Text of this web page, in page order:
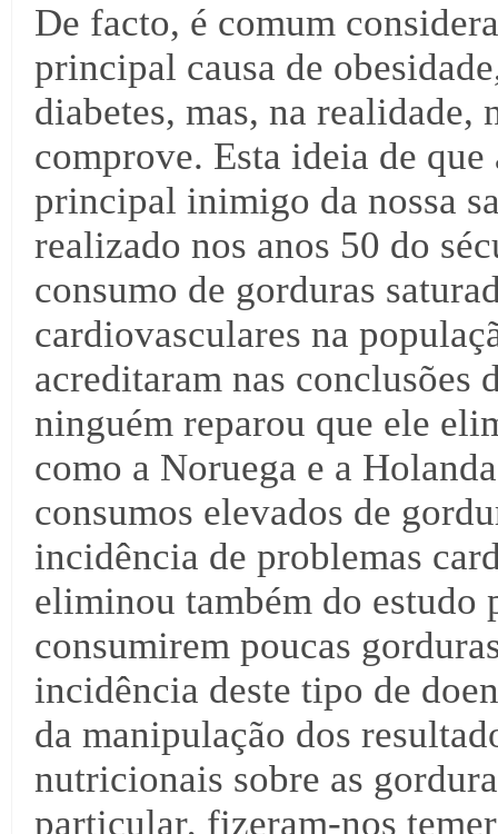
De facto, é comum
principal causa de
diabetes, mas, na realidade,
comprove. Esta ideia de que
principal inimigo da nossa
realizado nos anos 50 do
consumo de gorduras
cardiovasculares na
acreditaram nas conclusões
ninguém reparou que ele
como a Noruega e a
consumos elevados de
incidência de problemas
eliminou também do estudo
consumirem poucas
incidência deste tipo de
da manipulação dos
nutricionais sobre as
particular, fizeram-nos